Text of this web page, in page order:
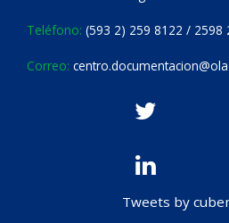
Teléfono: (593 2) 259 8122 / 2598
Correo:
Tweets by